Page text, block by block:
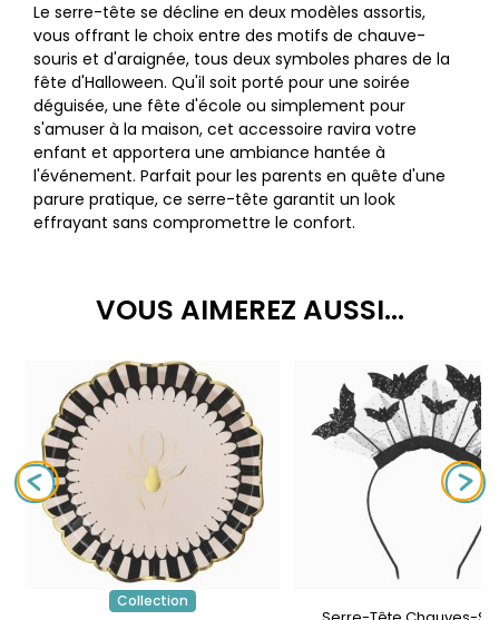
Le serre-tête se décline en deux modèles assortis,
vous offrant le choix entre des motifs de chauve-
souris et d'araignée, tous deux symboles phares de la
fête d'Halloween. Qu'il soit porté pour une soirée
déguisée, une fête d'école ou simplement pour
s'amuser à la maison, cet accessoire ravira votre
enfant et apportera une ambiance hantée à
l'événement. Parfait pour les parents en quête d'une
parure pratique, ce serre-tête garantit un look
effrayant sans compromettre le confort.
VOUS AIMEREZ AUSSI...
Collection